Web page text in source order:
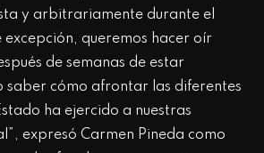
y arbitrariamente durante el
excepción, queremos hacer oír
de semanas de estar
saber cómo afrontar las diferentes
ha ejercido a nuestras
expresó Carmen Pineda como